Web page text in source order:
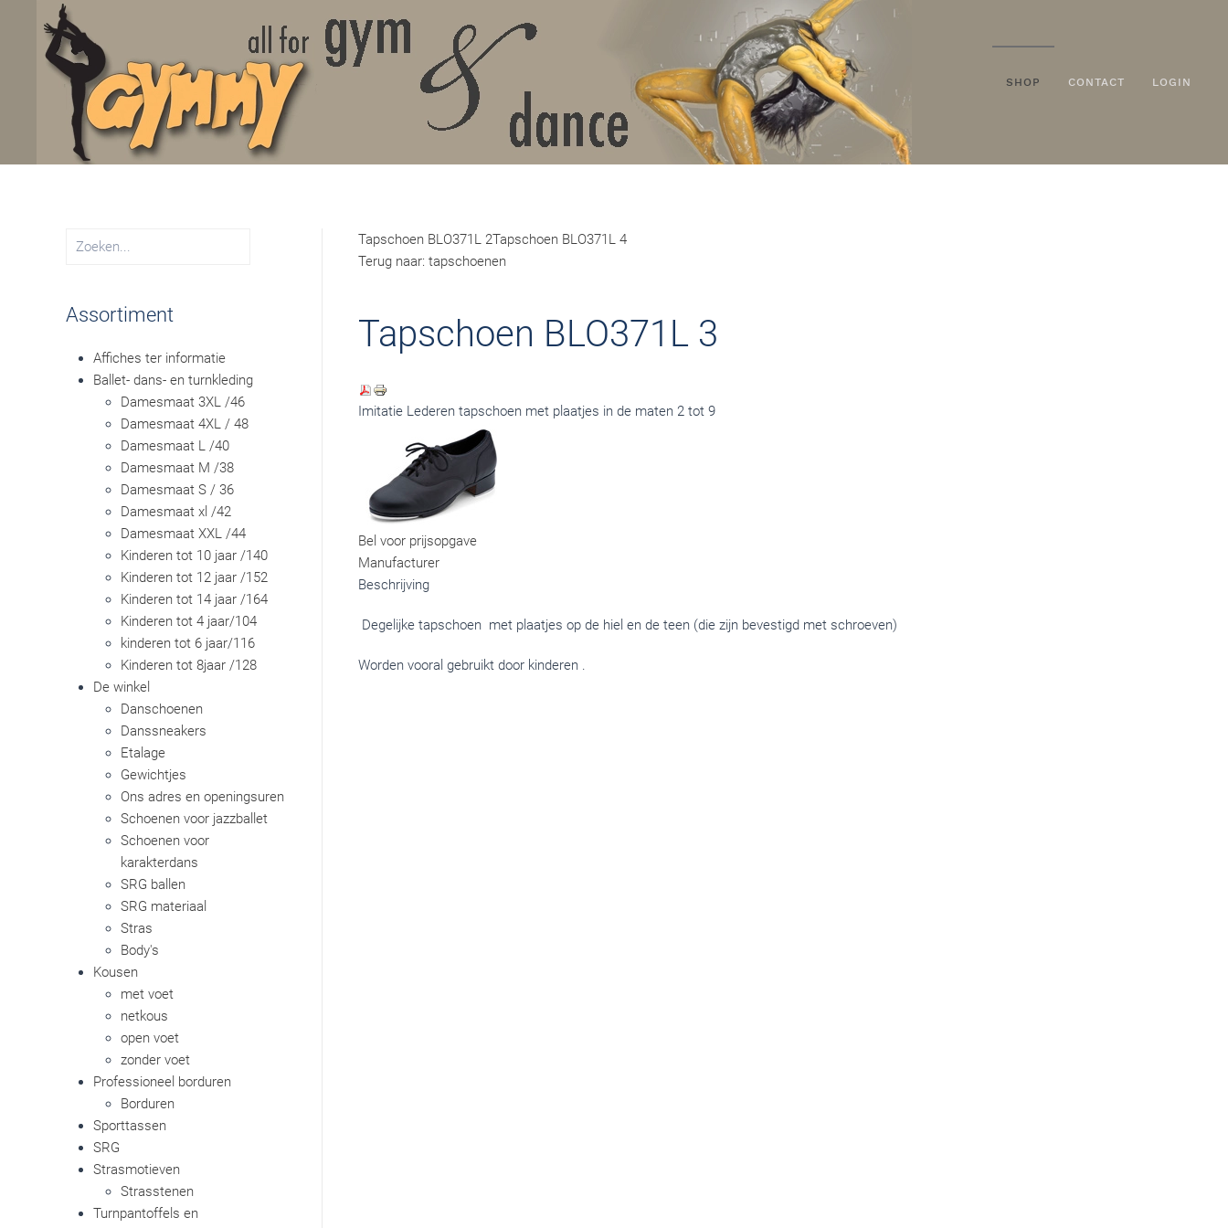
Skip to main content
SHOP CONTACT LOGIN
Tapschoen BLO371L 2Tapschoen BLO371L 4
Terug naar: tapschoenen
Tapschoen BLO371L 3
Imitatie Lederen tapschoen met plaatjes in de maten 2 tot 9
Bel voor prijsopgave
Manufacturer
Beschrijving
Degelijke tapschoen met plaatjes op de hiel en de teen (die zijn bevestigd met schroeven)
Worden vooral gebruikt door kinderen .
Assortiment
Affiches ter informatie
Ballet- dans- en turnkleding
Damesmaat 3XL /46
Damesmaat 4XL / 48
Damesmaat L /40
Damesmaat M /38
Damesmaat S / 36
Damesmaat xl /42
Damesmaat XXL /44
Kinderen tot 10 jaar /140
Kinderen tot 12 jaar /152
Kinderen tot 14 jaar /164
Kinderen tot 4 jaar/104
kinderen tot 6 jaar/116
Kinderen tot 8jaar /128
De winkel
Danschoenen
Danssneakers
Etalage
Gewichtjes
Ons adres en openingsuren
Schoenen voor jazzballet
Schoenen voor
karakterdans
SRG ballen
SRG materiaal
Stras
Body's
Kousen
met voet
netkous
open voet
zonder voet
Professioneel borduren
Borduren
Sporttassen
SRG
Strasmotieven
Strasstenen
Turnpantoffels en